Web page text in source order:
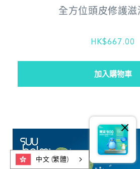
全方位頭皮修護滋
HK$667.00
中文 (繁體)